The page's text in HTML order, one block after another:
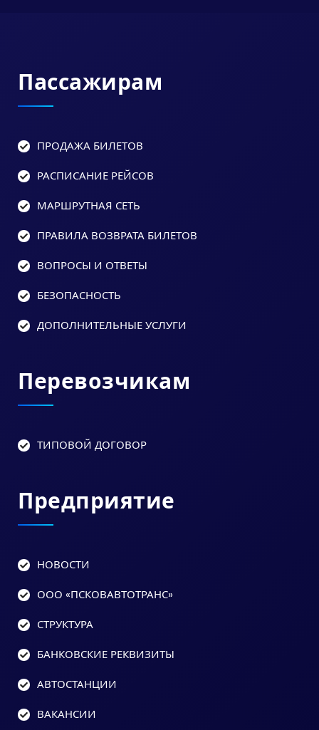
Пассажирам
ПРОДАЖА БИЛЕТОВ
РАСПИСАНИЕ РЕЙСОВ
МАРШРУТНАЯ СЕТЬ
ПРАВИЛА ВОЗВРАТА БИЛЕТОВ
ВОПРОСЫ И ОТВЕТЫ
БЕЗОПАСНОСТЬ
ДОПОЛНИТЕЛЬНЫЕ УСЛУГИ
Перевозчикам
ТИПОВОЙ ДОГОВОР
Предприятие
НОВОСТИ
ООО «ПСКОВАВТОТРАНС»
СТРУКТУРА
БАНКОВСКИЕ РЕКВИЗИТЫ
АВТОСТАНЦИИ
ВАКАНСИИ